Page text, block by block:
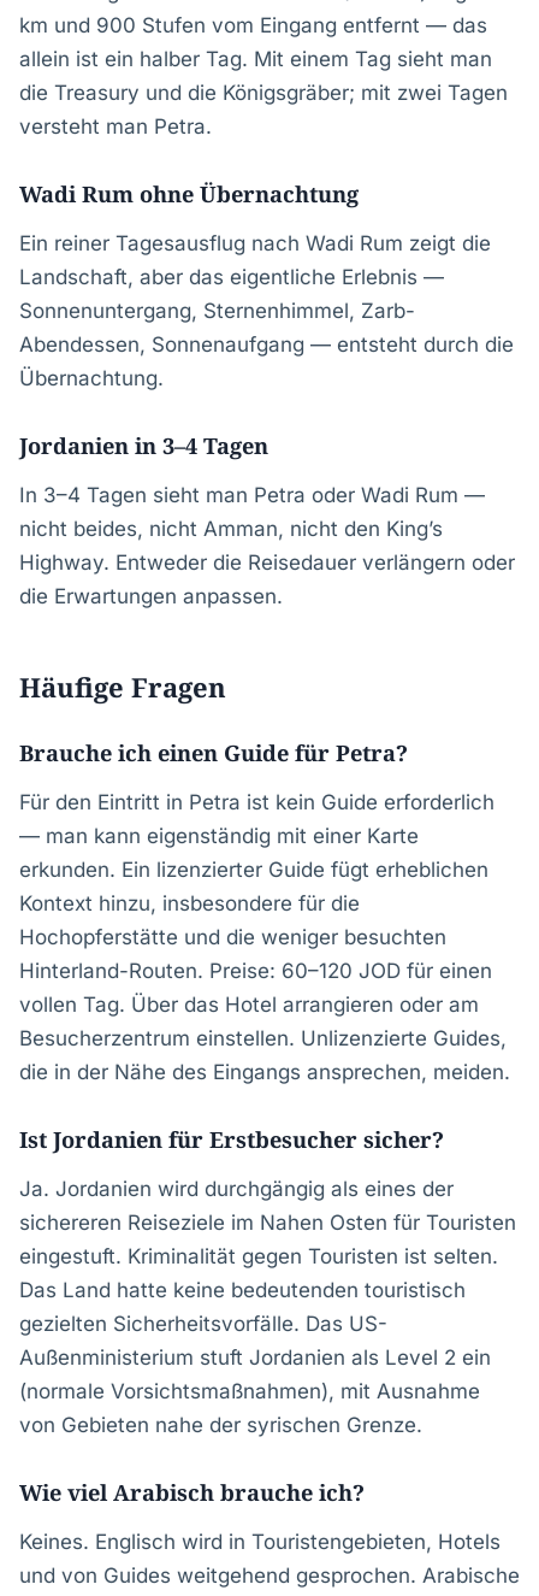
km und 900 Stufen vom Eingang entfernt — das
allein ist ein halber Tag. Mit einem Tag sieht man
die Treasury und die Königsgräber; mit zwei Tagen
versteht man Petra.
Wadi Rum ohne Übernachtung
Ein reiner Tagesausflug nach Wadi Rum zeigt die
Landschaft, aber das eigentliche Erlebnis —
Sonnenuntergang, Sternenhimmel, Zarb-
Abendessen, Sonnenaufgang — entsteht durch die
Übernachtung.
Jordanien in 3–4 Tagen
In 3–4 Tagen sieht man Petra oder Wadi Rum —
nicht beides, nicht Amman, nicht den King’s
Highway. Entweder die Reisedauer verlängern oder
die Erwartungen anpassen.
Häufige Fragen
Brauche ich einen Guide für Petra?
Für den Eintritt in Petra ist kein Guide erforderlich
— man kann eigenständig mit einer Karte
erkunden. Ein lizenzierter Guide fügt erheblichen
Kontext hinzu, insbesondere für die
Hochopferstätte und die weniger besuchten
Hinterland-Routen. Preise: 60–120 JOD für einen
vollen Tag. Über das Hotel arrangieren oder am
Besucherzentrum einstellen. Unlizenzierte Guides,
die in der Nähe des Eingangs ansprechen, meiden.
Ist Jordanien für Erstbesucher sicher?
Ja. Jordanien wird durchgängig als eines der
sichereren Reiseziele im Nahen Osten für Touristen
eingestuft. Kriminalität gegen Touristen ist selten.
Das Land hatte keine bedeutenden touristisch
gezielten Sicherheitsvorfälle. Das US-
Außenministerium stuft Jordanien als Level 2 ein
(normale Vorsichtsmaßnahmen), mit Ausnahme
von Gebieten nahe der syrischen Grenze.
Wie viel Arabisch brauche ich?
Keines. Englisch wird in Touristengebieten, Hotels
und von Guides weitgehend gesprochen. Arabische